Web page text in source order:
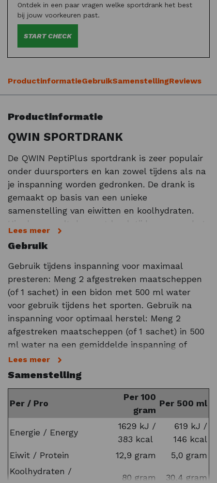
Ontdek in een paar vragen welke sportdrank het best
bij jouw voorkeuren past.
START CHECK
ProductinformatieGebruikSamenstellingReviews
Productinformatie
QWIN SPORTDRANK
De QWIN PeptiPlus sportdrank is zeer populair
onder duursporters en kan zowel tijdens als na
je inspanning worden gedronken. De drank is
gemaakt op basis van een unieke
samenstelling van eiwitten en koolhydraten.
Hierdoor wordt de sportdrank tijdens en na het
sporten snel opgenomen in het lichaam. Zo
ontvang je per bidon van 500 ml maar liefst
30,4 gram koolhydraten en 5 gram eiwitten.
Doordat de eiwitten in kleine stukjes zijn
opgedeeld (eiwithydrolysaat) worden ze
makkelijker en daardoor sneller opgenomen. De
toevoeging van peptiden ondersteunen zo een
snel herstel van de spieren na een intensieve
training of wedstrijd. Eiwitten bevorderen niet
spiermassa.
QWIN SPORTVOEDING BESTELLEN
De PeptiPlus sportdrank is dan ook de ideale
alles-in-1 sportdrank die je tijdens het sporten
helpt met herstel van de spieren. De drank is
makkelijk te bereiden en zeer goed van smaak.
Lees meer
Gebruik
Gebruik tijdens inspanning voor maximaal
presteren: Meng 2 afgestreken maatscheppen
(of 1 sachet) in een bidon met 500 ml water
voor gebruik tijdens het sporten. Gebruik na
inspanning voor optimaal herstel: Meng 2
afgestreken maatscheppen (of 1 sachet) in 500
ml water na een gemiddelde inspanning of
meng 4 afgestreken maatscheppen in 750 ml
water na een zware inspanning.
Lees meer
Samenstelling
Per / Pro
Per 100
gram
Per 500 ml
Energie / Energy
1629 kJ /
383 kcal
619 kJ /
146 kcal
Eiwit / Protein
12,9 gram
5,0 gram
Koolhydraten /
80 gram 30,4 gram